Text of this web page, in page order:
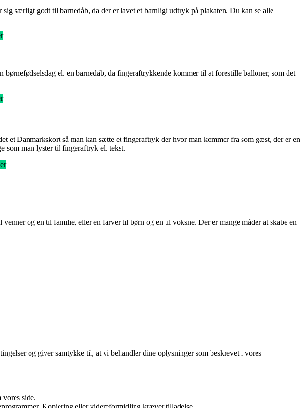
særligt godt til barnedåb, da der er lavet et barnligt udtryk på plakaten. Du kan se alle
el. en barnedåb, da fingeraftrykkende kommer til at forestille balloner, som det
et Danmarkskort så man kan sætte et fingeraftryk der hvor man kommer fra som gæst, der er en
som man lyster til fingeraftryk el. tekst.
og en til familie, eller en farver til børn og en til voksne. Der er mange måder at skabe en
og giver samtykke til, at vi behandler dine oplysninger som beskrevet i vores
side.